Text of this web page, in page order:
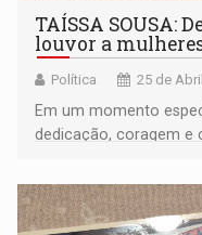
TAÍSSA SOUSA:
louvor a
Política 25 de
Em um momento
dedicação, coragem e
Guajará-Mirim